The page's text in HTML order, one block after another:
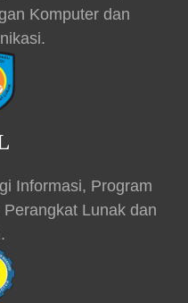
Komputer dan
Informasi, Program
Lunak dan